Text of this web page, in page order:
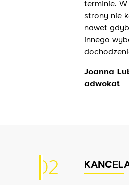
terminie.
strony nie
nawet
innego
Joanna
adwokat
02